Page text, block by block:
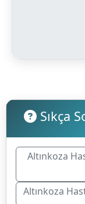
Sıkça
Altınkoza
Altınkoza